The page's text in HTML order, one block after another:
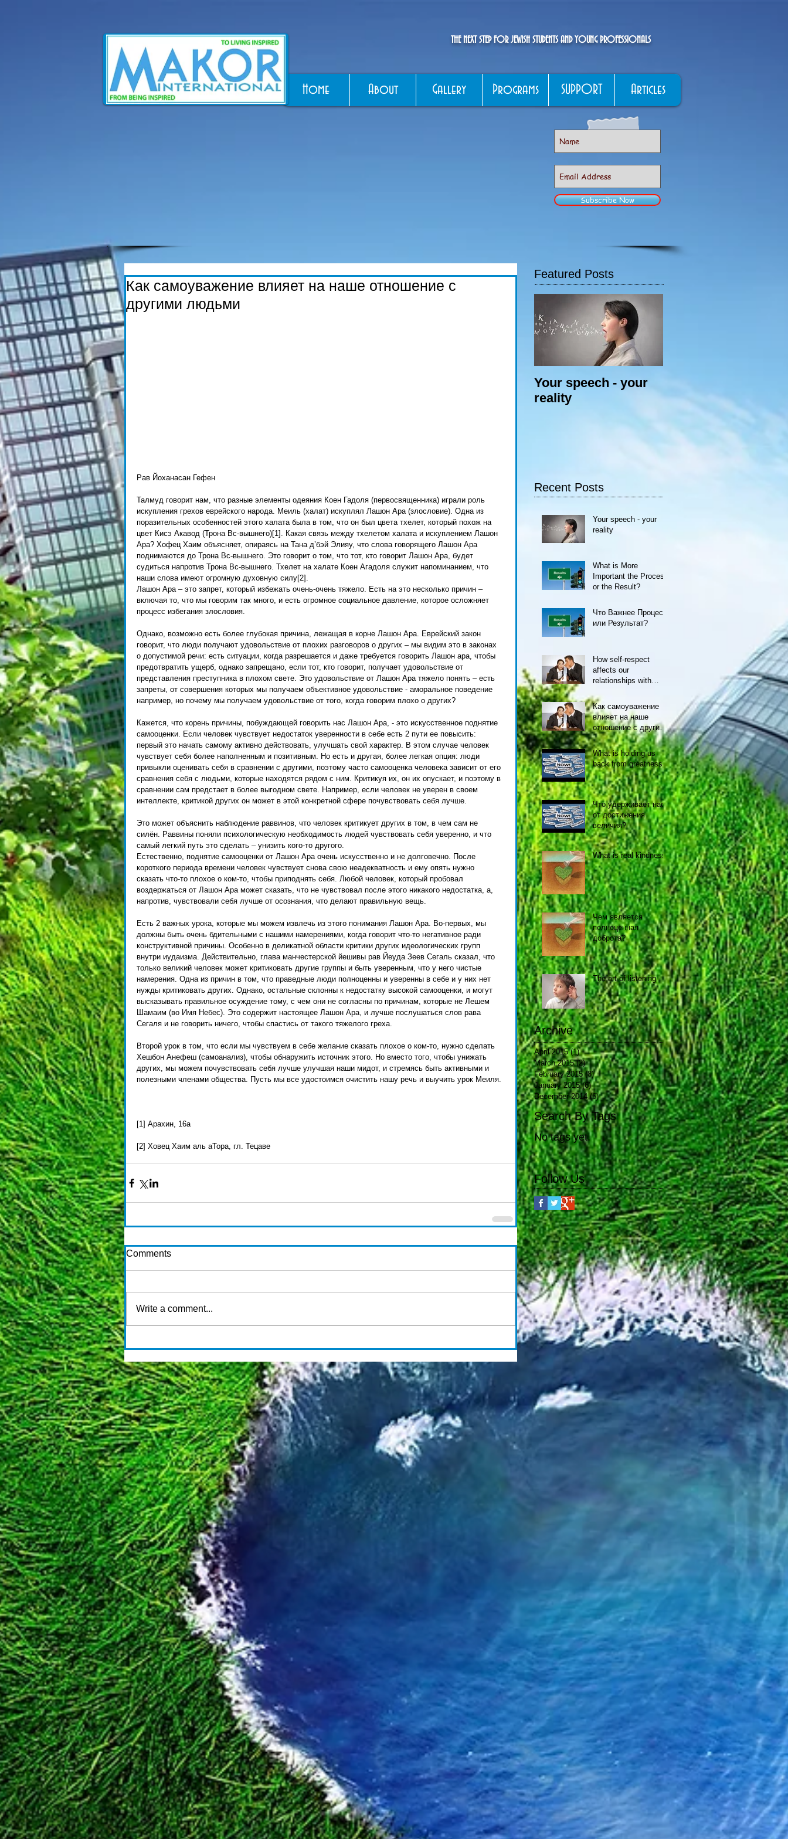
Home About Gallery Programs SUPPORT Articles
THE NEXT STEP FOR JEWISH STUDENTS AND YOUNG PROFESSIONALS
Subscribe Now
Как самоуважение влияет на наше отношение с
другими людьми
Рав Йоханасан Гефен
Талмуд говорит нам, что разные элементы одеяния Коен Гадоля (первосвященника) играли роль
искупления грехов еврейского народа. Меиль (халат) искуплял Лашон Ара (злословие). Одна из
поразительных особенностей этого халата была в том, что он был цвета тхелет, который похож на
цвет Кисэ Акавод (Трона Вс-вышнего)[1]. Какая связь между тхелетом халата и искуплением Лашон
Ара? Хофец Хаим объясняет, опираясь на Тана д’бэй Элияу, что слова говорящего Лашон Ара
поднимаются до Трона Вс-вышнего. Это говорит о том, что тот, кто говорит Лашон Ара, будет
судиться напротив Трона Вс-вышнего. Тхелет на халате Коен Агадоля служит напоминанием, что
наши слова имеют огромную духовную силу[2].
Лашон Ара – это запрет, который избежать очень-очень тяжело. Есть на это несколько причин –
включая то, что мы говорим так много, и есть огромное социальное давление, которое осложняет
процесс избегания злословия.
Однако, возможно есть более глубокая причина, лежащая в корне Лашон Ара. Еврейский закон
говорит, что люди получают удовольствие от плохих разговоров о других – мы видим это в законах
о допустимой речи: есть ситуации, когда разрешается и даже требуется говорить Лашон ара, чтобы
предотвратить ущерб, однако запрещано, если тот, кто говорит, получает удовольствие от
представления преступника в плохом свете. Это удовольствие от Лашон Ара тяжело понять – есть
запреты, от совершения которых мы получаем объективное удовольствие - аморальное поведение
например, но почему мы получаем удовольствие от того, когда говорим плохо о других?
Кажется, что корень причины, побуждающей говорить нас Лашон Ара, - это искусственное поднятие
самооценки. Если человек чувствует недостаток уверенности в себе есть 2 пути ее повысить:
первый это начать самому активно действовать, улучшать свой характер. В этом случае человек
чувствует себя более наполненным и позитивным. Но есть и другая, более легкая опция: люди
привыкли оценивать себя в сравнении с другими, поэтому часто самооценка человека зависит от его
сравнения себя с людьми, которые находятся рядом с ним. Критикуя их, он их опускает, и поэтому в
сравнении сам предстает в более выгодном свете. Например, если человек не уверен в своем
интеллекте, критикой других он может в этой конкретной сфере почувствовать себя лучше.
Это может объяснить наблюдение раввинов, что человек критикует других в том, в чем сам не
силён. Раввины поняли психологическую необходимость людей чувствовать себя уверенно, и что
самый легкий путь это сделать – унизить кого-то другого.
Естественно, поднятие самооценки от Лашон Ара очень искусственно и не долговечно. После
короткого периода времени человек чувствует снова свою неадекватность и ему опять нужно
сказать что-то плохое о ком-то, чтобы приподнять себя. Любой человек, который пробовал
воздержаться от Лашон Ара может сказать, что не чувствовал после этого никакого недостатка, а,
напротив, чувствовали себя лучше от осознания, что делают правильную вещь.
Есть 2 важных урока, которые мы можем извлечь из этого понимания Лашон Ара. Во-первых, мы
должны быть очень бдительными с нашими намерениями, когда говорит что-то негативное ради
конструктивной причины. Особенно в деликатной области критики других идеологических групп
внутри иудаизма. Действительно, глава манчестерской йешивы рав Йеуда Зеев Сегаль сказал, что
только великий человек может критиковать другие группы и быть уверенным, что у него чистые
намерения. Одна из причин в том, что праведные люди полноценны и уверенны в себе и у них нет
нужды критиковать других. Однако, остальные склонны к недостатку высокой самооценки, и могут
высказывать правильное осуждение тому, с чем они не согласны по причинам, которые не Лешем
Шамаим (во Имя Небес). Это содержит настоящее Лашон Ара, и лучше послушаться слов рава
Сегаля и не говорить ничего, чтобы спастись от такого тяжелого греха.
Второй урок в том, что если мы чувствуем в себе желание сказать плохое о ком-то, нужно сделать
Хешбон Анефеш (самоанализ), чтобы обнаружить источник этого. Но вместо того, чтобы унижать
других, мы можем почувствовать себя лучше улучшая наши мидот, и стремясь быть активными и
полезными членами общества. Пусть мы все удостоимся очистить нашу речь и выучить урок Меиля.
[1] Арахин, 16а
[2] Ховец Хаим аль аТора, гл. Тецаве
Comments
Write a comment...
Featured Posts
Your speech - your
reality
Recent Posts
Your speech - your
reality
What is More
Important the Process
or the Result?
Что Важнее Процесс
или Результат?
How self-respect
affects our
relationships with
Как самоуважение
влияет на наше
отношение с другими
людьми
What is holding us
back from greatness?
Что удерживает нас
от достижения
величия?
What is real kindness?
Чем является
полноценная
доброта?
The art of listening
Archive
April 2015 (1)1 post
March 2015 (2)2 posts
February 2015 (8)8 posts
January 2015 (6)6 posts
December 2014 (6)6 posts
Search By Tags
No tags yet.
Follow Us